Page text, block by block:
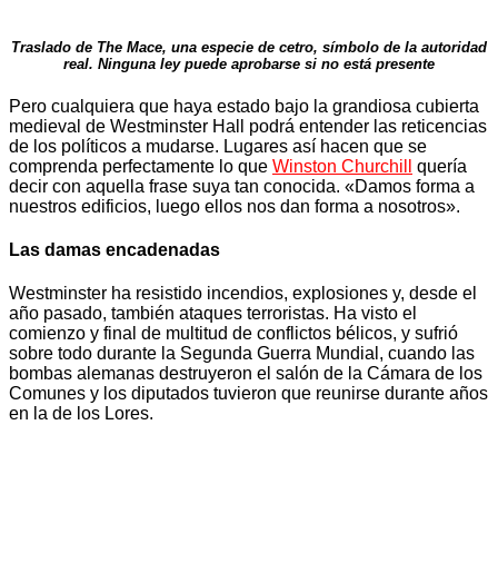
Traslado de The Mace, una especie de cetro, símbolo de la autoridad
real. Ninguna ley puede aprobarse si no está presente
Pero cualquiera que haya estado bajo la grandiosa cubierta
medieval de Westminster Hall podrá entender las reticencias
de los políticos a mudarse. Lugares así hacen que se
comprenda perfectamente lo que Winston Churchill
quería
decir con aquella frase suya tan conocida. «Damos forma a
nuestros edificios, luego ellos nos dan forma a nosotros».
Las damas encadenadas
Westminster ha resistido incendios, explosiones y, desde el
año pasado, también ataques terroristas. Ha visto el
comienzo y final de multitud de conflictos bélicos, y sufrió
sobre todo durante la Segunda Guerra Mundial, cuando las
bombas alemanas destruyeron el salón de la Cámara de los
Comunes y los diputados tuvieron que reunirse durante años
en la de los Lores.